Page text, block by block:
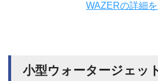
WAZERの詳細
小型ウォータージェッ